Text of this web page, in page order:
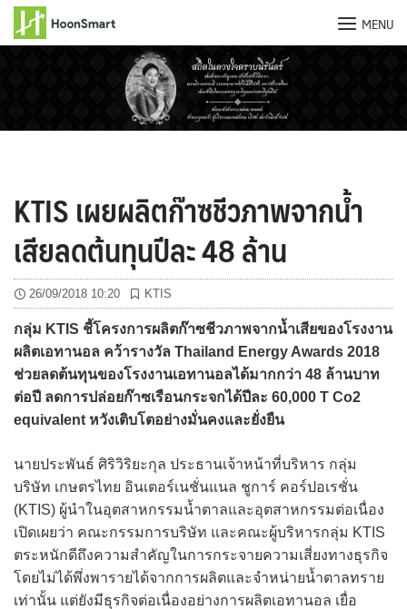
MENU
KTIS เผยผลิตก๊าซชีวภาพจากน้ำ
เสียลดต้นทุนปีละ 48 ล้าน
26/09/2018 10:20 KTIS
กลุ่ม KTIS ชี้โครงการผลิตก๊าซชีวภาพจากน้ำเสียของโรงงาน
ผลิตเอทานอล คว้ารางวัล Thailand Energy Awards 2018
ช่วยลดต้นทุนของโรงงานเอทานอลได้มากกว่า 48 ล้านบาท
ต่อปี ลดการปล่อยก๊าซเรือนกระจกได้ปีละ 60,000 T Co2
equivalent หวังเติบโตอย่างมั่นคงและยั่งยืน
นายประพันธ์ ศิริวิริยะกุล ประธานเจ้าหน้าที่บริหาร กลุ่ม
บริษัท เกษตรไทย อินเตอร์เนชั่นแนล ชูการ์ คอร์ปอเรชั่น
(KTIS) ผู้นำในอุตสาหกรรมน้ำตาลและอุตสาหกรรมต่อเนื่อง
เปิดเผยว่า คณะกรรมการบริษัท และคณะผู้บริหารกลุ่ม KTIS
ตระหนักดีถึงความสำคัญในการกระจายความเสี่ยงทางธุรกิจ
โดยไม่ได้พึ่งพารายได้จากการผลิตและจำหน่ายน้ำตาลทราย
เท่านั้น แต่ยังมีธุรกิจต่อเนื่องอย่างการผลิตเอทานอล เยื่อ